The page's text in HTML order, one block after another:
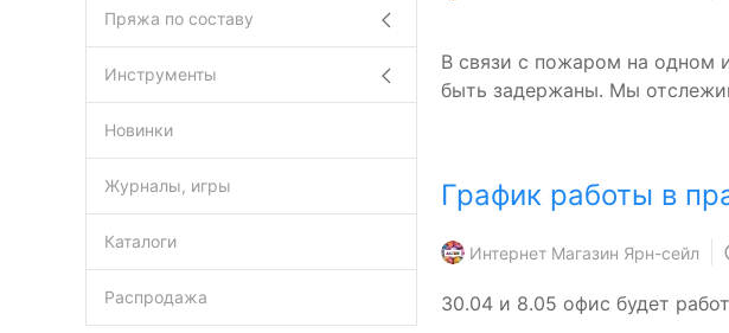
В связи с пожаром на одном
быть задержаны. Мы
График работы в
Интернет Магазин Ярн-сейл
30.04 и 8.05 офис будет
Пряжа по составу
Инструменты
Новинки
Журналы, игры
Каталоги
Распродажа